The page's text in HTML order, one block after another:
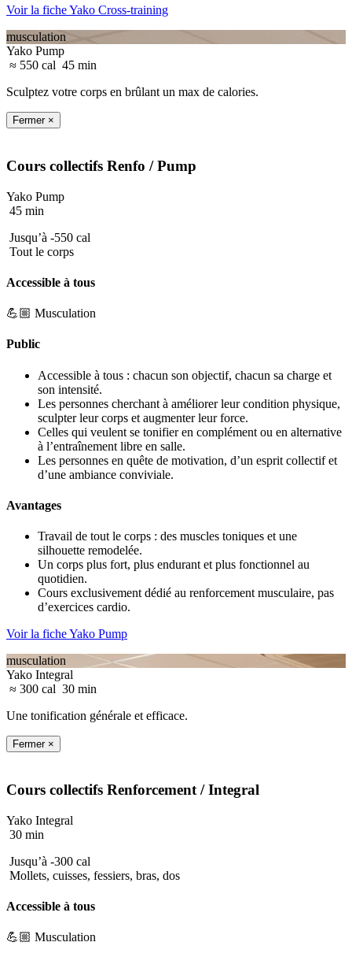
Voir la fiche Yako Cross-training
musculation
Yako Pump
≈ 550 cal 45 min
Sculptez votre corps en brûlant un max de calories.
Fermer ×
Cours collectifs Renfo / Pump
Yako Pump
45 min
Jusqu’à -550 cal
Tout le corps
Accessible à tous
💪🏼 Musculation
Public
Accessible à tous : chacun son objectif, chacun sa charge et
son intensité.
Les personnes cherchant à améliorer leur condition physique,
sculpter leur corps et augmenter leur force.
Celles qui veulent se tonifier en complément ou en alternative
à l’entraînement libre en salle.
Les personnes en quête de motivation, d’un esprit collectif et
d’une ambiance conviviale.
Avantages
Travail de tout le corps : des muscles toniques et une
silhouette remodelée.
Un corps plus fort, plus endurant et plus fonctionnel au
quotidien.
Cours exclusivement dédié au renforcement musculaire, pas
d’exercices cardio.
Voir la fiche Yako Pump
musculation
Yako Integral
≈ 300 cal 30 min
Une tonification générale et efficace.
Fermer ×
Cours collectifs Renforcement / Integral
Yako Integral
30 min
Jusqu’à -300 cal
Mollets, cuisses, fessiers, bras, dos
Accessible à tous
💪🏼 Musculation